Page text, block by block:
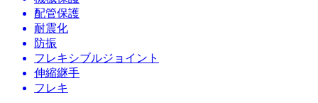
配管保護
耐震化
防振
フレキシブルジョイント
伸縮継手
フレキ